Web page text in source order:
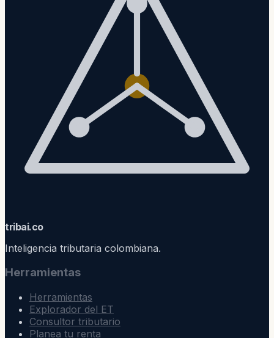
tribai.co
Inteligencia tributaria colombiana.
Herramientas
Herramientas
Explorador del ET
Consultor tributario
Planea tu renta